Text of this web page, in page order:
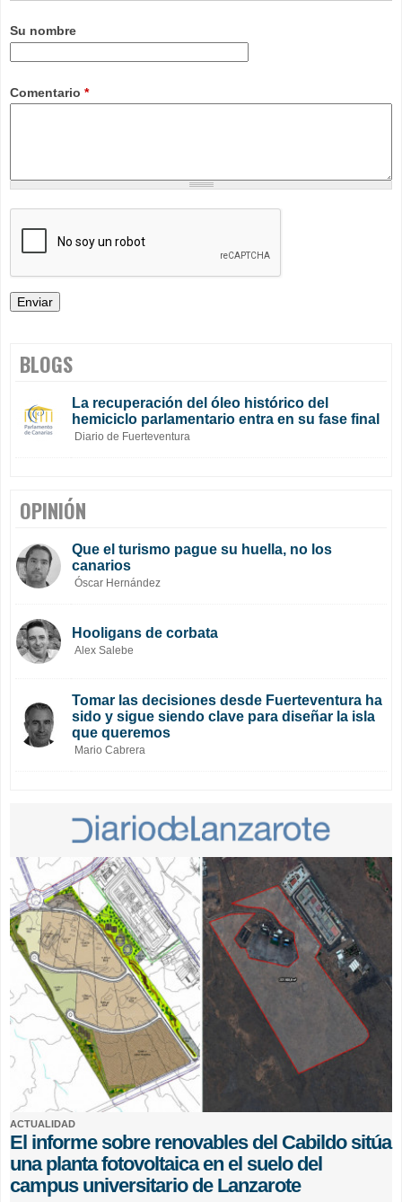
Su nombre
Comentario *
BLOGS
La recuperación del óleo histórico del
hemiciclo parlamentario entra en su fase final
Diario de Fuerteventura
OPINIÓN
Que el turismo pague su huella, no los
canarios
Óscar Hernández
Hooligans de corbata
Alex Salebe
Tomar las decisiones desde Fuerteventura ha
sido y sigue siendo clave para diseñar la isla
que queremos
Mario Cabrera
ACTUALIDAD
El informe sobre renovables del Cabildo sitúa
una planta fotovoltaica en el suelo del
campus universitario de Lanzarote